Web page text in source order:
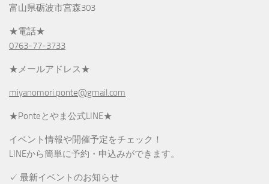
富山県砺波市宮森303
★電話★
0763-77-3733
★メールアドレス★
miyanomori.ponte@gmail.com
★Ponteとやま公式LINE★
イベント情報や開催予定をチェック！
LINEから簡単に予約・申込みができます。
✓ 最新イベントのお知らせ